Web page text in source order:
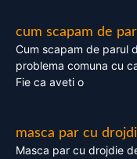
cum scapam de
Cum scapam de parul
problema comuna cu
Fie ca aveti o
masca par cu
Masca par cu drojdie